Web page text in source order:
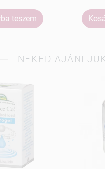
teszem
NEKED AJÁNLJUK